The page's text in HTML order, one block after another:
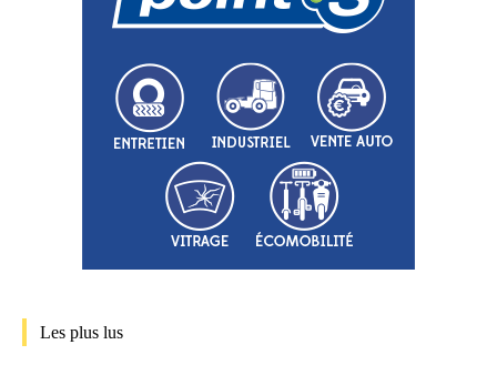
Les plus lus